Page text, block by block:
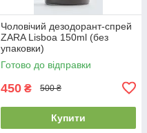
Чоловічий дезодорант-спрей
ZARA Lisboa 150ml (без
упаковки)
Готово до відправки
450 ₴ 500 ₴
Купити